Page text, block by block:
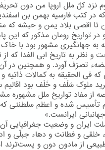
نزد کلّ ملل اروپا من دون
در کتب فارسیه بهمن بن
تا اقصی بلاد یمن و حبشه که
تواریخ رومان مذکور که این
به جهانگیری مشهور بود با خاک
و نظر به تاریخ ابی الفدا که از
تصرّف آورد. و همچنین در
که فی الحقیقه به کمالات
ملوک سَلَف و خَلَف بود اقالیم
از مفاد تواریخ ملل مشهوره
تأسیس شده و اعظم سلطنتی
ایرانست.»
ایران و وضعیت جغرافیایی
خلقی و فطانت و دهاء جبلّی
از مادون دون و پست‌ترند